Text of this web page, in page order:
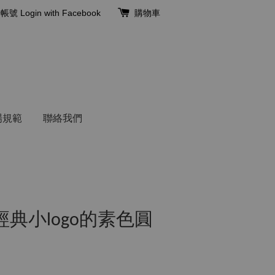
號 Login with Facebook 購物車
規範 聯絡我們
典小logo的素色圓